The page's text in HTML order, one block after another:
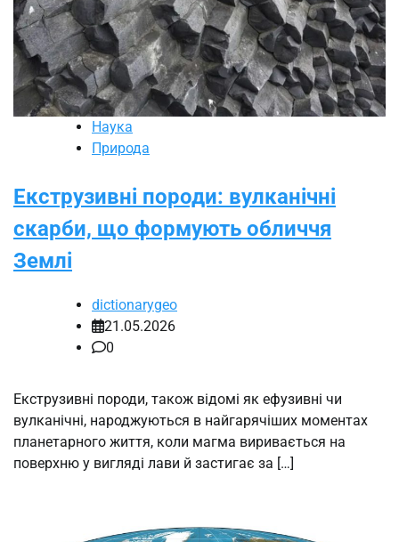
Наука
Природа
Екструзивні породи: вулканічні
скарби, що формують обличчя
Землі
dictionarygeo
21.05.2026
0
Екструзивні породи, також відомі як ефузивні чи
вулканічні, народжуються в найгарячіших моментах
планетарного життя, коли магма виривається на
поверхню у вигляді лави й застигає за […]